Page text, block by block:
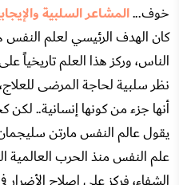
خوف...المشاعر السلبية
كان الهدف الرئيسي لعلم
الناس، وركز هذا العلم
نظر سلبية لحاجة المرضى
أنها جزء من كونها إنسانية.. لكن
علم النفس منذ الحرب العالمية